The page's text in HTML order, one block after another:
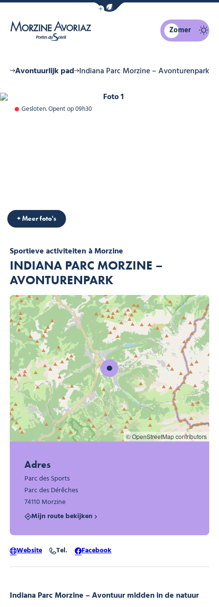
Navigatiebalk eco-modus
Zomer
Avontuurlijk pad Indiana Parc Morzine – Avonturenpark
Sportieve activiteitenà Morzine
INDIANA PARC MORZINE –
AVONTURENPARK
Foto 1
+ Meer foto's
Gesloten. Opent op 09h30
Indiana Parc Morzine – Avontuur midden in de natuur
© OpenStreetMap contributors
Adres
Parc des Sports
Parc des Dérêches
74110 Morzine
Mijn route bekijken
Website Tel. Facebook